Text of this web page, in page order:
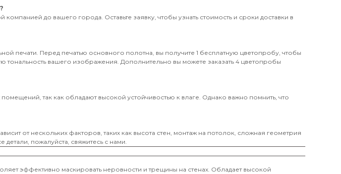
до вашего города. Оставьте заявку, чтобы узнать стоимость и сроки доставки в
печати. Перед печатью основного полотна, вы получите 1 бесплатную цветопробу, чтобы
тональность вашего изображения. Дополнительно вы можете заказать 4 цветопробы
так как обладают высокой устойчивостью к влаге. Однако важно помнить, что
от нескольких факторов, таких как высота стен, монтаж на потолок, сложная геометрия
детали, пожалуйста, свяжитесь с нами.
эффективно маскировать неровности и трещины на стенах. Обладает высокой